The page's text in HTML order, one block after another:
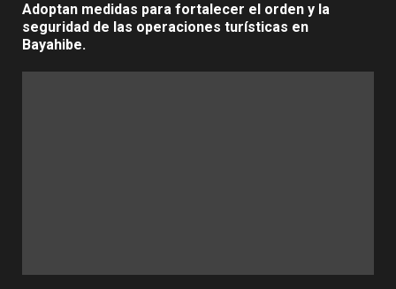
Adoptan medidas para fortalecer el orden y la
seguridad de las operaciones turísticas en
Bayahibe.